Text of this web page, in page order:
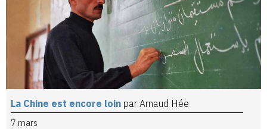
La Chine est encore loin par Arnaud Hée
7 mars